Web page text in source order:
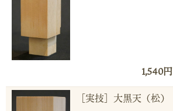
1,540円
［実技］大黒天（松）